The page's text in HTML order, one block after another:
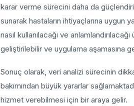
karar verme sürecini daha da
sunarak hastaların ihtiyaçlarına uygun
nasıl kullanılacağı ve
geliştirilebilir ve uygulama aşamasına
Sonuç olarak, veri analizi sürecinin
bakımından büyük yararlar
hizmet verebilmesi için bir araya gelir.